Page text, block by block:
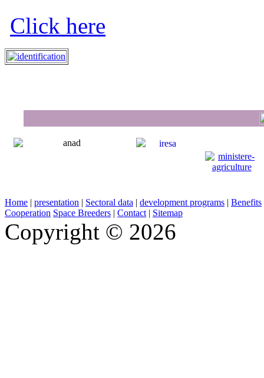
Click here
Home | presentation | Sectoral data | development programs | Benefits
Cooperation Space Breeders | Contact | Sitemap
Copyright © 2026